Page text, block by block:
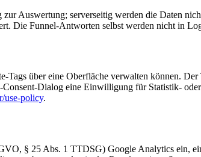
Auswertung; serverseitig werden die Daten
Die Funnel-Antworten selbst werden nicht in
über eine Oberfläche verwalten können.
Dialog eine Einwilligung für Statistik-
use-policy.
§ 25 Abs. 1 TTDSG) Google Analytics ein,